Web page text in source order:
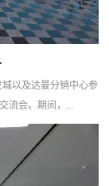
以及达曼分销中心参
流会。期间，...